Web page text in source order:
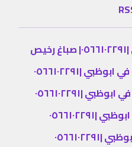
|٠٥٦٦١٠٢٢٩١
|٠٥٦٦١٠٢٢٩١